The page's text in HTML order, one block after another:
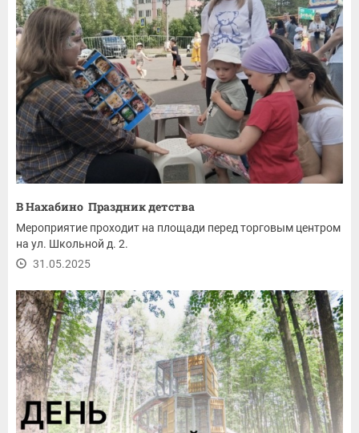
В Нахабино Праздник детства
Мероприятие проходит на площади перед торговым центром
на ул. Школьной д. 2.
31.05.2025